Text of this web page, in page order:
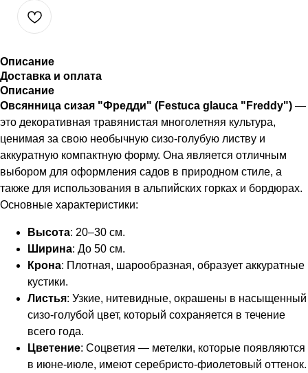
Описание
Доставка и оплата
Описание
Овсянница сизая "Фредди" (Festuca glauca "Freddy") —
это декоративная травянистая многолетняя культура,
ценимая за свою необычную сизо-голубую листву и
аккуратную компактную форму. Она является отличным
выбором для оформления садов в природном стиле, а
также для использования в альпийских горках и бордюрах.
Основные характеристики:
Высота: 20–30 см.
Ширина: До 50 см.
Крона: Плотная, шарообразная, образует аккуратные
кустики.
Листья: Узкие, нитевидные, окрашены в насыщенный
сизо-голубой цвет, который сохраняется в течение
всего года.
Цветение: Соцветия — метелки, которые появляются
в июне-июле, имеют серебристо-фиолетовый оттенок.